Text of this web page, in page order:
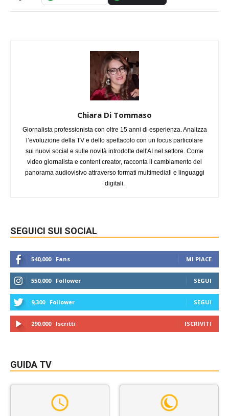
Chiara Di Tommaso
Giornalista professionista con oltre 15 anni di esperienza. Analizza
l’evoluzione della TV e dello spettacolo con un focus particolare
sui nuovi social e sulle novità introdotte dell'AI nel settore. Come
video giornalista e content creator, racconta il cambiamento del
panorama audiovisivo attraverso formati multimediali e linguaggi
digitali.
SEGUICI SUI SOCIAL
540,000 Fans MI PIACE
550,000 Follower SEGUI
9,300 Follower SEGUI
290,000 Iscritti ISCRIVITI
GUIDA TV